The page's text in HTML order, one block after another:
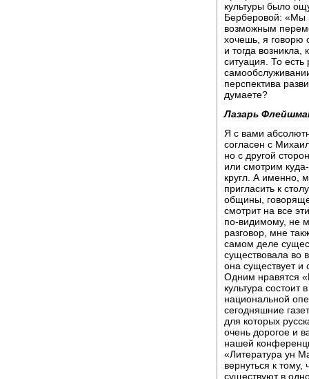
культуры было
Берберовой: «Мы
возможным
хочешь, я говорю
и тогда
ситуация. То есть
перспектива
думаете?
Лазарь
Я с вами
согласен с
но с другой
или смотрим
кругл. А именно,
пригласить к
общины,
смотрит на все
по-видимому, не
разговор, мне
самом деле
существовала во
она существует и
Одним нравятся
культура
национальной
сегодняшние
для которых
очень дорогое и
нашей
«Литература ун
вернуться к тому,
существуют в